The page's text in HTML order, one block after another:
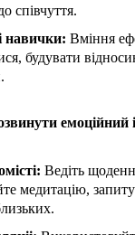
співчуття.
навички: Вміння
будувати
емоційний
Ведіть
медитацію,